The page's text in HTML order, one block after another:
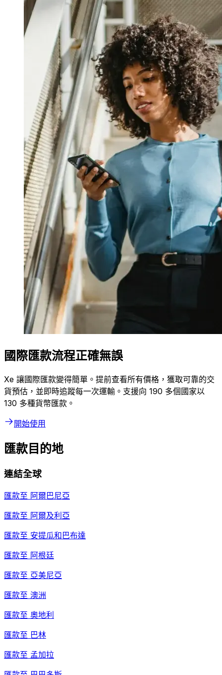
國際匯款流程正確無誤
Xe 讓國際匯款變得簡單。提前查看所有價格，獲取可靠的交
貨預估，並即時追蹤每一次運輸。支援向 190 多個國家以
130 多種貨幣匯款。
開始使用
匯款目的地
連結全球
匯款至 阿爾巴尼亞
匯款至 阿爾及利亞
匯款至 安提瓜和巴布達
匯款至 阿根廷
匯款至 亞美尼亞
匯款至 澳洲
匯款至 奧地利
匯款至 巴林
匯款至 孟加拉